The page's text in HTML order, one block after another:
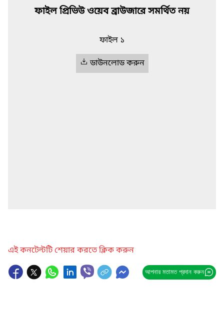
ফাইল প্রিভিউ ওয়েব ব্রাউজারে সমর্থিত নয়
ফাইল ১
ডাউনলোড করুন
এই কনটেন্টটি শেয়ার করতে ক্লিক করুন
আপনার মতামত প্রদান করুন